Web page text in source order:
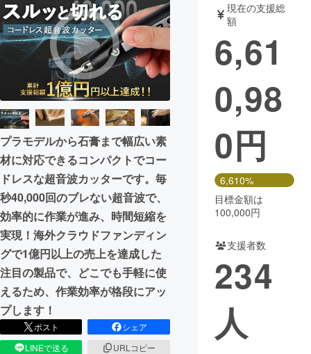
テクノロジー・ガジェット
映像・映画 書籍・雑誌
ビジネス・起業 チャレンジ
まちづくり・地域活性化
CAMPFIRE for Social Good
CAMPFIRE Creation
CAMPFIREふるさと納税
コミュニティ
プラモデルから石膏まで幅広い素
材に対応できるコンパクトでコー
ドレスな超音波カッターです。毎
秒40,000回のブレない超音波で、
効率的に作業が進み、時間短縮を
実現！海外クラウドファンディン
グで1億円以上の売上を達成した
注目の製品で、どこでも手軽に使
えるため、作業効率が格段にアッ
プします！
ポスト
シェア
LINEで送る
URLコピー
現在の支援総
額
6,61
0,98
0円
6,610%
目標金額は
100,000円
支援者数
234
人